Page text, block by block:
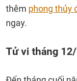
thêm phong thủy
ngay.
Tử vi tháng